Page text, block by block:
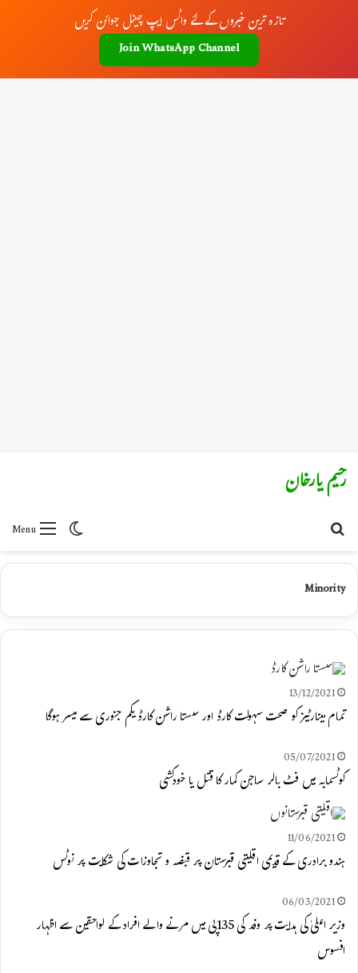
تازہ ترین خبروں کے لئے واٹس ایپ چینل جوائن کریں
Join WhatsApp Channel
Menu
Switch skin
رحیم یارخان
Minority
13/12/2021
تمام مینارٹیز کو صحت سہولت کارڈ اور سستا راشن کارڈ یکم جنوری سے میسر ہوگا
05/07/2021
کوٹسمابہ میں فٹ بالر ساجن کمار کا قتل یا خودکشی
11/06/2021
ہندو برادری کے قدیمی اقلیتی قبرستان پر قبضہ و تجاوزات کی شکایت پر نوٹس
06/03/2021
وزیر اعلیٰ کی ہدایت پر وفد کی 135پی میں مرنے والے افراد کے لواحقین سے اظہار
افسوس